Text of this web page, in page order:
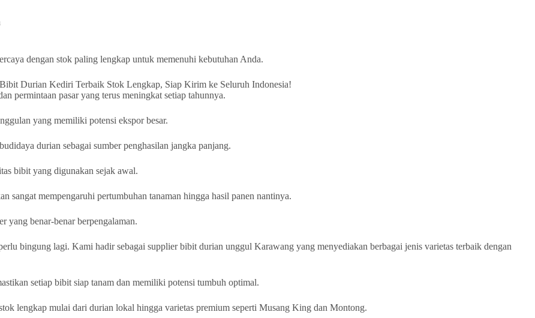
dengan stok paling lengkap untuk memenuhi kebutuhan Anda.
permintaan pasar yang terus meningkat setiap tahunnya.
yang memiliki potensi ekspor besar.
durian sebagai sumber penghasilan jangka panjang.
bibit yang digunakan sejak awal.
sangat mempengaruhi pertumbuhan tanaman hingga hasil panen nantinya.
yang benar-benar berpengalaman.
bingung lagi. Kami hadir sebagai supplier bibit durian unggul Karawang yang menyediakan berbagai jenis varietas terbaik dengan
setiap bibit siap tanam dan memiliki potensi tumbuh optimal.
lengkap mulai dari durian lokal hingga varietas premium seperti Musang King dan Montong.